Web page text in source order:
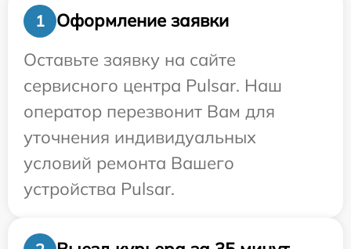
1
Оформление заявки
Оставьте заявку на сайте
сервисного центра Pulsar. Наш
оператор перезвонит Вам для
уточнения индивидуальных
условий ремонта Вашего
устройства Pulsar.